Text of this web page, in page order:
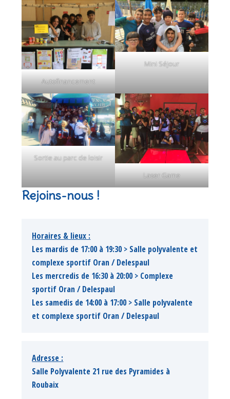
Autofinancement
Mini Séjour
Sortie au parc de loisir
Laser Game
Rejoins-nous !
Horaires & lieux :
Les mardis de 17:00 à 19:30 > Salle polyvalente et
complexe sportif Oran / Delespaul
Les mercredis de 16:30 à 20:00 > Complexe
sportif Oran / Delespaul
Les samedis de 14:00 à 17:00 > Salle polyvalente
et complexe sportif Oran / Delespaul
Adresse :
Salle Polyvalente 21 rue des Pyramides à
Roubaix